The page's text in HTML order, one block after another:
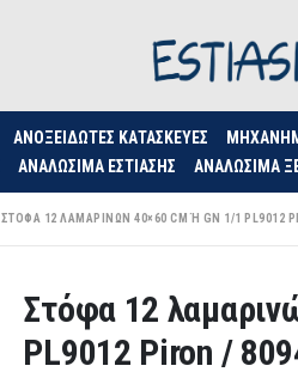
ΑΝΟΞΕΊΔΩΤΕΣ ΚΑΤΑΣΚΕΥΈΣ
ΑΝΑΛΏΣΙΜΑ ΕΣΤΊΑΣΗΣ ΑΝΑΛΏΣΙΜΑ
ΣΤΌΦΑ 12 ΛΑΜΑΡΙΝΏΝ 40×60 CM Ή GN 1/1 PL9012
Στόφα 12
PL9012 Piron /